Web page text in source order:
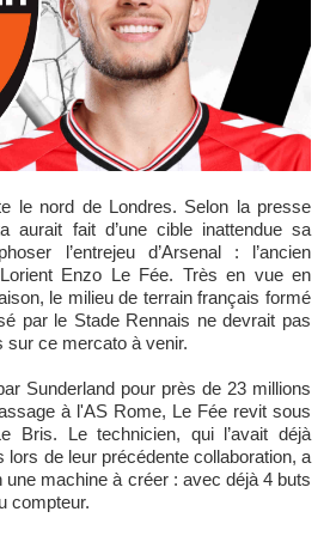
aurait fait d’une cible inattendue sa
l’entrejeu d’Arsenal : l’ancien
Enzo Le Fée. Très en vue en
le milieu de terrain français formé
par le Stade Rennais ne devrait pas
sur ce mercato à venir.
Sunderland pour près de 23 millions
à l'AS Rome, Le Fée revit sous
Bris. Le technicien, qui l’avait déjà
de leur précédente collaboration, a
machine à créer : avec déjà 4 buts
compteur.